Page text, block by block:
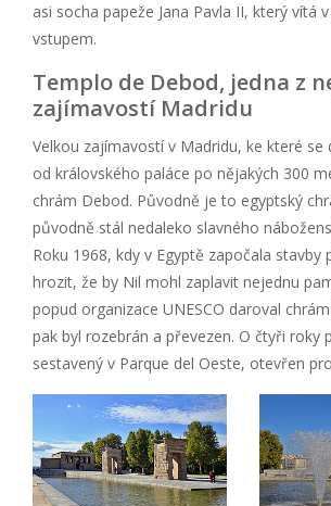
asi socha papeže Jana Pavla II, který vítá
vstupem.
Templo de Debod, jedna z
zajímavostí Madridu
Velkou zajímavostí v Madridu, ke které se
od královského paláce po nějakých 300
chrám Debod. Původně je to egyptský
původně stál nedaleko slavného
Roku 1968, kdy v Egyptě započala stavby
hrozit, že by Nil mohl zaplavit nejednu
popud organizace UNESCO daroval
pak byl rozebrán a převezen. O čtyři roky
sestavený v Parque del Oeste, otevřen